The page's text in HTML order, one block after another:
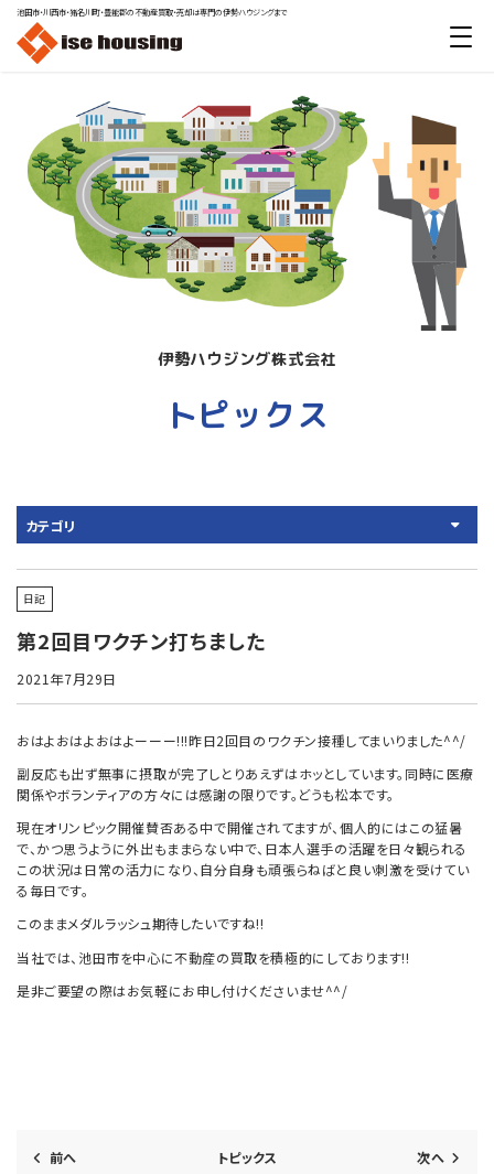
池田市・川西市・猪名川町・豊能郡の不動産買取・売却は専門の伊勢ハウジングまで
伊勢ハウジング株式会社
トピックス
カテゴリ
日記
第2回目ワクチン打ちました
2021年7月29日
おはよおはよおはよーーー!!!昨日2回目のワクチン接種してまいりました^^/
副反応も出ず無事に摂取が完了しとりあえずはホッとしています。同時に医療
関係やボランティアの方々には感謝の限りです。どうも松本です。
現在オリンピック開催賛否ある中で開催されてますが、個人的にはこの猛暑
で、かつ思うように外出もままらない中で、日本人選手の活躍を日々観られる
この状況は日常の活力になり、自分自身も頑張らねばと良い刺激を受けてい
る毎日です。
このままメダルラッシュ期待したいですね!!
当社では、池田市を中心に不動産の買取を積極的にしております!!
是非ご要望の際はお気軽にお申し付けくださいませ^^/
前へ トピックス 次へ